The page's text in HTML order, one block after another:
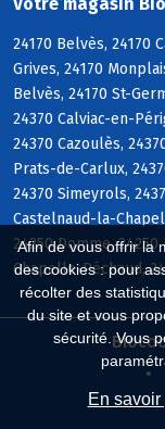
Afin de vous offrir la
des cookies : pour
récolter des
du site et vous
sécurité. Vous
En
24170 Belvès, 24170
Grives, 24170
Belvès, 24170 St-
24370 Calviac-en-
24370 Cazoulès,
Prats-de-Carlux,
24370 Simeyrols,
Castelnaud-la-
24250 Domme,
Chapelle-Péchaud,